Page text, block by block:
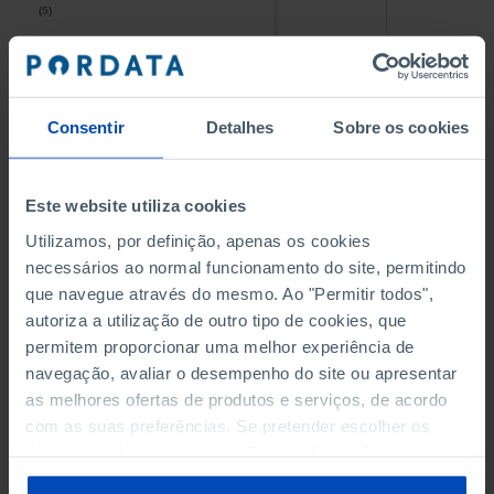
Consentir Detalhes Sobre os cookies
Este website utiliza cookies
Utilizamos, por definição, apenas os cookies
necessários ao normal funcionamento do site, permitindo
que navegue através do mesmo. Ao "Permitir todos",
autoriza a utilização de outro tipo de cookies, que
permitem proporcionar uma melhor experiência de
navegação, avaliar o desempenho do site ou apresentar
as melhores ofertas de produtos e serviços, de acordo
com as suas preferências. Se pretender escolher os
sobre cookies através da gestão de preferências ou da
(5)
(5)
PESSOAL AO SERVIÇO NAS
PESSOAL AO SERVIÇO NAS
DO MUNICÍPIO (%)
Empresas não financeiras
DO MUNICÍPIO (%)
Empresas não financeiras
VOLUME DE NEGÓCIOS DAS
QUATRO MAIORES EMPRESAS
DO MUNICÍPIO (%)
VOLUME DE NEGÓCIOS DAS
QUATRO MAIORES EMPRESAS
DO MUNICÍPIO (%)
-
BANCOS, CAIXAS ECONÓMICAS
BANCOS, CAIXAS ECONÓMICAS
CAIXAS DE CRÉDITO AGRÍCOLA
CAIXAS DE CRÉDITO AGRÍCOLA